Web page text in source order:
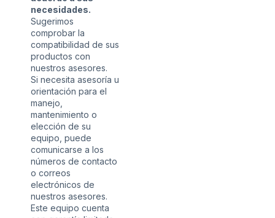
necesidades.
Sugerimos
comprobar la
compatibilidad de sus
productos con
nuestros asesores.
Si necesita asesoría u
orientación para el
manejo,
mantenimiento o
elección de su
equipo, puede
comunicarse a los
números de contacto
o correos
electrónicos de
nuestros asesores.
Este equipo cuenta